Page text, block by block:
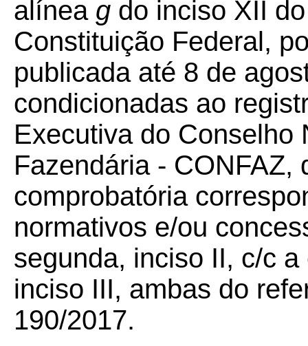
alínea g do inciso XII
Constituição Federal,
publicada até 8 de
condicionadas ao
Executiva do Conselho
Fazendária - CONFAZ,
comprobatória
normativos e/ou
segunda, inciso II, c/c
inciso III, ambas do
190/2017.